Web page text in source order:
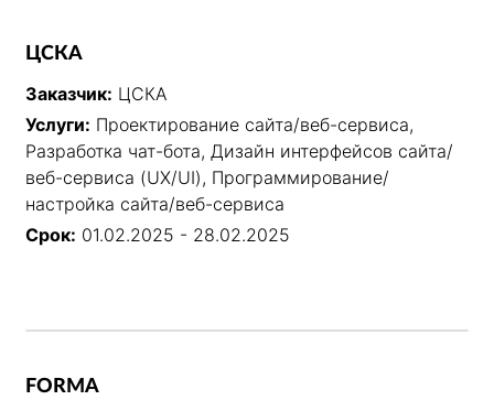
ЦСКА
Заказчик: ЦСКА
Услуги: Проектирование сайта/веб-сервиса,
Разработка чат-бота, Дизайн интерфейсов сайта/
веб-сервиса (UX/UI), Программирование/
настройка сайта/веб-сервиса
Срок: 01.02.2025 - 28.02.2025
FORMA